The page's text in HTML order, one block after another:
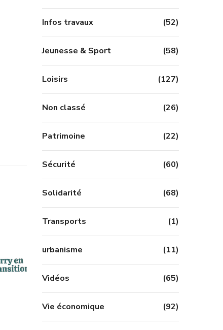
Infos travaux (52)
Jeunesse & Sport (58)
Loisirs (127)
Non classé (26)
Patrimoine (22)
Sécurité (60)
Solidarité (68)
Transports (1)
urbanisme (11)
Vidéos (65)
Vie économique (92)